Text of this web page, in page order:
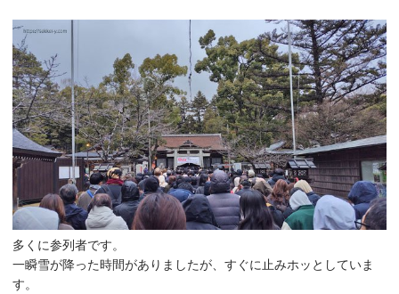
多くに参列者です。
一瞬雪が降った時間がありましたが、すぐに止みホッとしていま
す。